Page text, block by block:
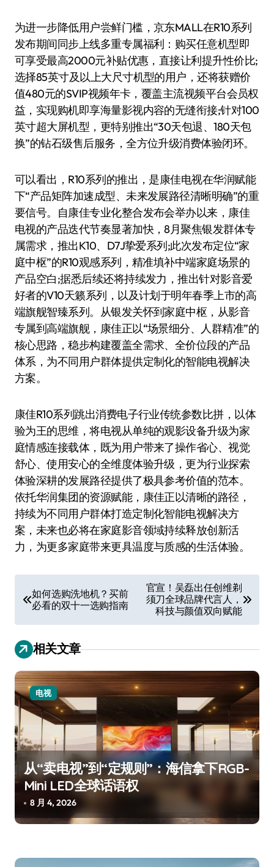
为进一步降低用户尝鲜门槛，京东MALL在R10系列
发布期间同步上线多重专属福利：购买任意机型即
可享受最高2000元补贴优惠，直接让利提升性价比;
选择85英寸及以上大尺寸机型的用户，还将获赠价
值480元的SVIP视频年卡，覆盖主流视频平台会员权
益，实现购机即享海量影视内容的无缝衔接;针对100
英寸超大屏机型，更特别推出“30天包退、180天包
换”的钻石级售后服务，全方位升级消费体验闭环。​
可以看出，R10系列的推出，是康佳电视在华润赋能
下“产品矩阵加速成型、未来发展路径清晰明确”的重
要信号。自康佳专业化整合发布会举办以来，康佳
电视的产品迭代节奏显著加快，8月聚焦银发群体专
属需求，推出K10、D7J挚爱系列;此次发布定位“家
庭中枢”的R10观感系列，精准填补中端家庭场景的
产品空白;据悉后续还将持续发力，推出针对影音爱
好者的V10天籁系列，以及计划于明年春季上市的高
端旗舰智臻系列。从银发关怀到家庭中枢，从影音
专属到高端旗舰，康佳正以“场景细分、人群精准”的
核心思路，稳步构建覆盖全需求、全价位段的产品
体系，为不同用户群体提供定制化的智能电视解决
方案。
康佳R10系列跳出消费电子行业传统参数比拼，以体
验为王的思维，将电视从单纯的观影设备升级为家
庭情感连接载体，既为用户带来了操作省心、视觉
舒心、使用安心的全维度体验升级，更为行业探索
体验深耕的发展路径提供了极具参考价值的范本。
依托华润集团的资源赋能，康佳正以清晰的路径，
持续为不同用户群体打造定制化智能电视解决方
案，未来也必将在家庭影音领域持续释放创新活
力，为更多家庭带来更具温度与质感的生活体验。
章
导
航
如何选购洗地机？买前
必看的双十一选购指南
官宣！吴磊出任创维剃
须刀全球品牌代言人，
科技与颜值双向赋能
相关文章
电视
从“卖电视”到“定规则”：海信拿下RGB-
Mini LED全球话语权
8 月 4, 2026